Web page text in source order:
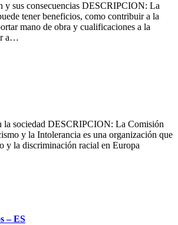
sus consecuencias DESCRIPCION: La
tener beneficios, como contribuir a la
mano de obra y cualificaciones a la
a…
sociedad DESCRIPCION: La Comisión
y la Intolerancia es una organización que
y la discriminación racial en Europa
– ES